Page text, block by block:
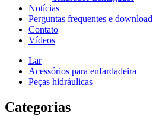
Notícias
Perguntas frequentes e download
Contato
Vídeos
Lar
Acessórios para enfardadeira
Peças hidráulicas
Categorias